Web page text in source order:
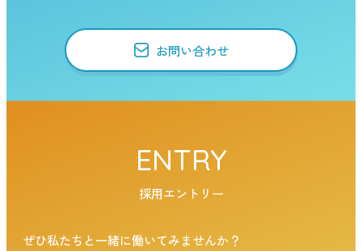
お問い合わせ
ENTRY
採用エントリー
ぜひ私たちと一緒に働いてみませんか？